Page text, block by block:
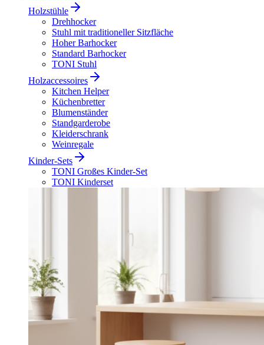
Holzstühle
Drehhocker
Stuhl mit traditioneller Sitzfläche
Hoher Barhocker
Standard Barhocker
TONI Stuhl
Holzaccessoires
Kitchen Helper
Küchenbretter
Blumenständer
Standgarderobe
Kleiderschrank
Weinregale
Kinder-Sets
TONI Großes Kinder-Set
TONI Kinderset